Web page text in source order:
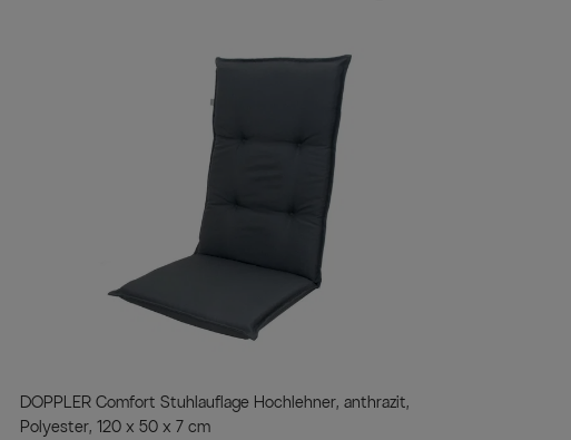
DOPPLER Comfort Stuhlauflage Hochlehner, anthrazit,
Polyester, 120 x 50 x 7 cm